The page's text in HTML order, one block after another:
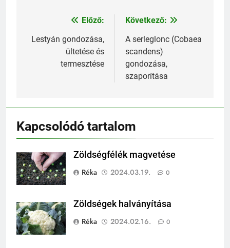
Bejegyzés
navigáció
Előző:
Lestyán gondozása,
ültetése és
termesztése
Következő:
A serleglonc (Cobaea
scandens)
gondozása,
szaporítása
Kapcsolódó tartalom
Zöldségfélék magvetése
Réka
2024.03.19. 0
Zöldségek halványítása
Réka
2024.02.16. 0